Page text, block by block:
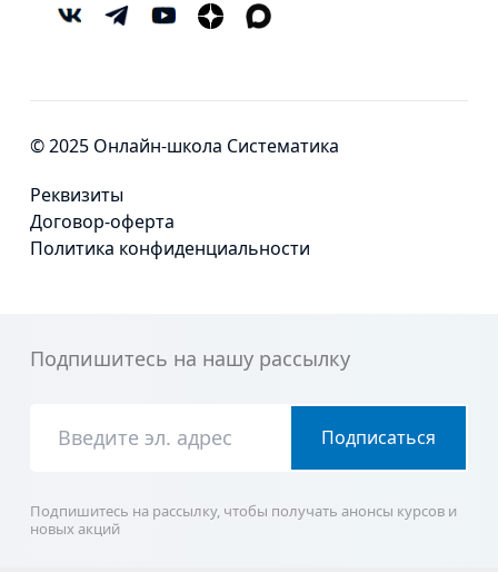
© 2025 Онлайн-школа Систематика
Реквизиты
Договор-оферта
Политика конфиденциальности
Подпишитесь на нашу рассылку
Подписаться
Подпишитесь на рассылку, чтобы получать анонсы курсов и
новых акций